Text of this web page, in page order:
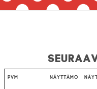
Pvm Näyttämö